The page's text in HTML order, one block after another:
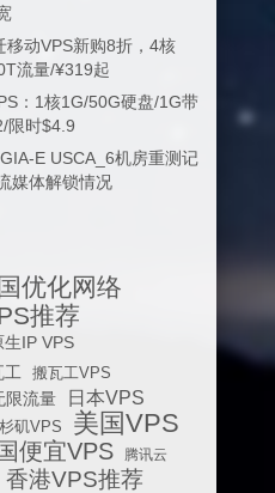
动VPS新购8折，4核
流量/¥319起
：1核1G/50G硬盘/1G带
限时$4.9
E USCA_6机房重测记
媒体解锁情况
优化网络
推荐
生IP VPS
工
搬瓦工VPS
限流量 日本VPS
矶VPS 美国VPS
便宜VPS 腾讯云
香港VPS推荐